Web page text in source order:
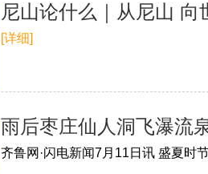
尼山论什么｜从尼山 向
[详细]
雨后枣庄仙人洞飞瀑流